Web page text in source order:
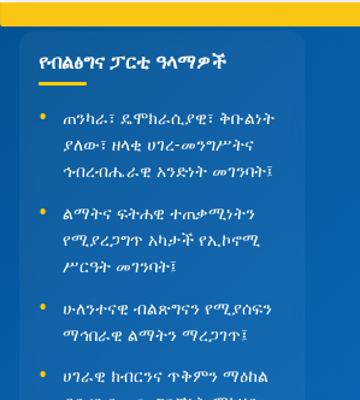
የብልፅግና ፓርቲ ዓላማዎች
ጠንካራ፣ ዴሞክራሲያዊ፣ ቅቡልነት
ያለው፣ ዘላቂ ሀገረ-መንግሥትና
ኅብረብሔራዊ አንድነት መገንባት፤
ልማትና ፍትሐዊ ተጠቃሚነትን
የሚያረጋግጥ አካታች የኢኮኖሚ
ሥርዓት መገንባት፤
ሁለንተናዊ ብልጽግናን የሚያሰፍን
ማኅበራዊ ልማትን ማረጋገጥ፤
ሀገራዊ ክብርንና ጥቅምን ማዕከል